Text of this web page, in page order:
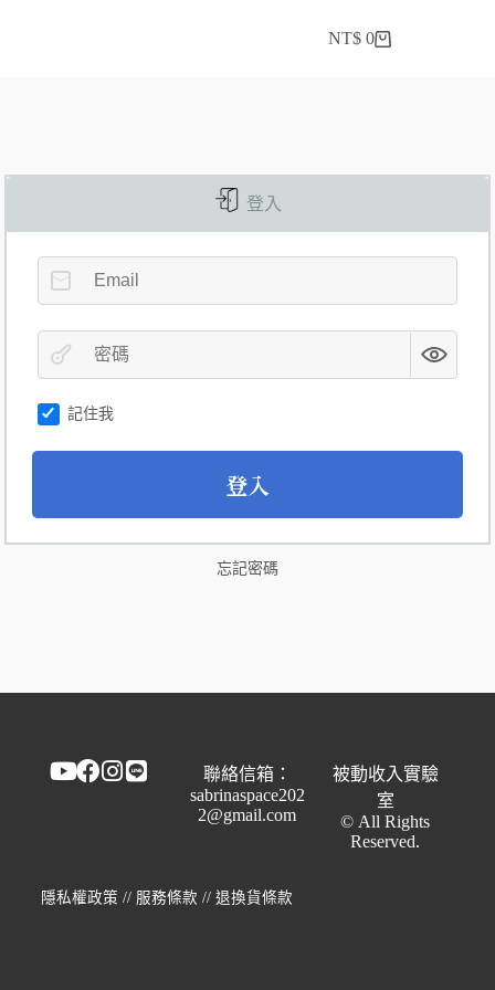
NT$ 0
登入
記住我
t
e
r
n
a
登入
忘記密碼
被動收入實驗
室
© All Rights
Reserved.
聯絡信箱：
sabrinaspace202
2@gmail.com
隱私權政策 // 服務條款 // 退換貨條款